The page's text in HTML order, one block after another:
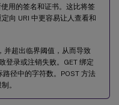
用的签名和证书。这比将签
向 URI 中更容易让人查看和
并超出临界阈值，从而导致
登录或注销失败。GET 绑定
路径中的字符数。POST 方法
。